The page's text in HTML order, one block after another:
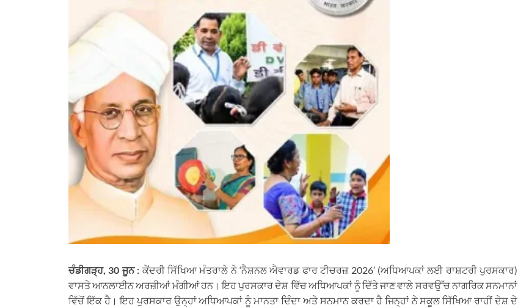
ਚੰਡੀਗੜ੍ਹ, 30 ਜੂਨ : ਕੇਂਦਰੀ ਸਿੱਖਿਆ ਮੰਤਰਾਲੇ ਨੇ ‘ਨੈਸ਼ਨਲ ਐਵਾਰਡ ਫਾਰ ਟੀਚਰਜ਼ 2026’ (ਅਧਿਆਪਕਾਂ ਲਈ ਰਾਸ਼ਟਰੀ ਪੁਰਸਕਾਰ)
ਵਾਸਤੇ ਆਨਲਾਈਨ ਅਰਜ਼ੀਆਂ ਮੰਗੀਆਂ ਹਨ। ਇਹ ਪੁਰਸਕਾਰ ਦੇਸ਼ ਵਿੱਚ ਅਧਿਆਪਕਾਂ ਨੂੰ ਦਿੱਤੇ ਜਾਣ ਵਾਲੇ ਸਰਵਉੱਚ ਨਾਗਰਿਕ ਸਨਮਾਨਾਂ
ਵਿੱਚੋਂ ਇੱਕ ਹੈ। ਇਹ ਪੁਰਸਕਾਰ ਉਨ੍ਹਾਂ ਅਧਿਆਪਕਾਂ ਨੂੰ ਮਾਨਤਾ ਦਿੰਦਾ ਅਤੇ ਸਨਮਾਨ ਕਰਦਾ ਹੈ ਜਿਨ੍ਹਾਂ ਨੇ ਸਕੂਲ ਸਿੱਖਿਆ ਰਾਹੀਂ ਦੇਸ਼ ਦੇ